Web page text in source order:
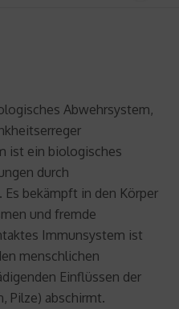
Abwehrsystem,
ist ein biologisches
durch
Es bekämpft in den Körper
und fremde
Immunsystem ist
menschlichen
Einflüssen der
Pilze) abschirmt.